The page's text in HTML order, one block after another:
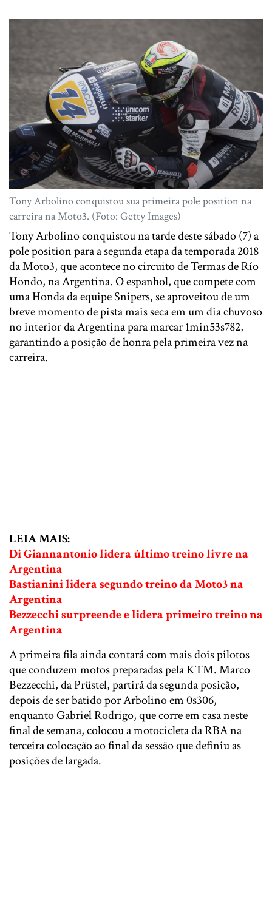
Tony Arbolino conquistou sua primeira pole position na
carreira na Moto3. (Foto: Getty Images)
Tony Arbolino conquistou na tarde deste sábado (7) a
pole position para a segunda etapa da temporada 2018
da Moto3, que acontece no circuito de Termas de Río
Hondo, na Argentina. O espanhol, que compete com
uma Honda da equipe Snipers, se aproveitou de um
breve momento de pista mais seca em um dia chuvoso
no interior da Argentina para marcar 1min53s782,
garantindo a posição de honra pela primeira vez na
carreira.
LEIA MAIS:
Di Giannantonio lidera último treino livre na
Argentina
Bastianini lidera segundo treino da Moto3 na
Argentina
Bezzecchi surpreende e lidera primeiro treino na
Argentina
A primeira fila ainda contará com mais dois pilotos
que conduzem motos preparadas pela KTM. Marco
Bezzecchi, da Prüstel, partirá da segunda posição,
depois de ser batido por Arbolino em 0s306,
enquanto Gabriel Rodrigo, que corre em casa neste
final de semana, colocou a motocicleta da RBA na
terceira colocação ao final da sessão que definiu as
posições de largada.